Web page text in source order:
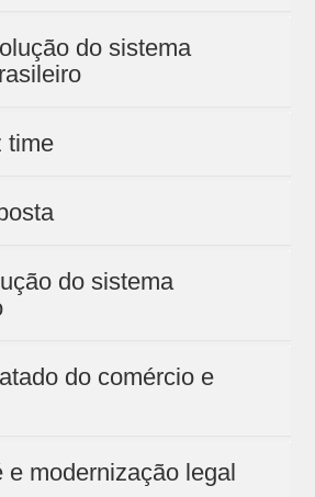
do sistema
time
do sistema
do comércio e
e modernização legal